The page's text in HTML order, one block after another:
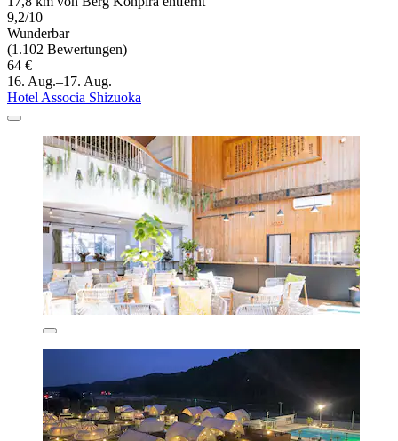
9,2/10
Wunderbar
(1.102 Bewertungen)
64 €
16. Aug.–17. Aug.
Hotel Associa Shizuoka